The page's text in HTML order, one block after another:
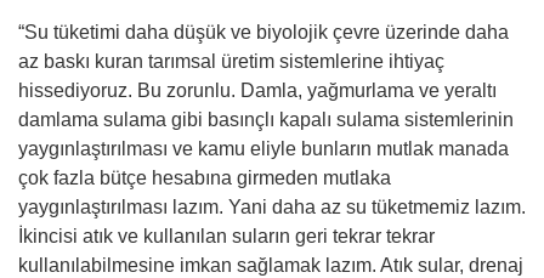
“Su tüketimi daha düşük ve biyolojik çevre üzerinde daha
az baskı kuran tarımsal üretim sistemlerine ihtiyaç
hissediyoruz. Bu zorunlu. Damla, yağmurlama ve yeraltı
damlama sulama gibi basınçlı kapalı sulama sistemlerinin
yaygınlaştırılması ve kamu eliyle bunların mutlak manada
çok fazla bütçe hesabına girmeden mutlaka
yaygınlaştırılması lazım. Yani daha az su tüketmemiz lazım.
İkincisi atık ve kullanılan suların geri tekrar tekrar
kullanılabilmesine imkan sağlamak lazım. Atık sular, drenaj